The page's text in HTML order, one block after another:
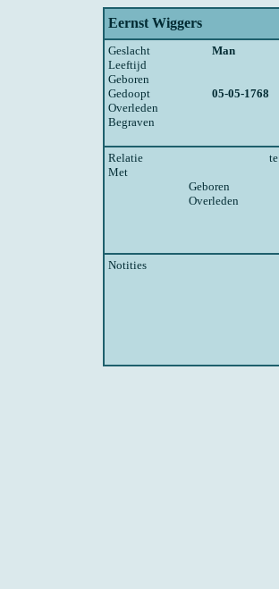
Eernst Wiggers
Geslacht
Man
Leeftijd
Geboren
Gedoopt
05-05-1768
Overleden
Begraven
Relatie
te
Met
Geboren
Overleden
Notities